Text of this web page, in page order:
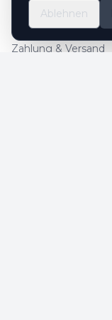
So geht es
Kontaktformular
Zahlung & Versand
Ablehnen